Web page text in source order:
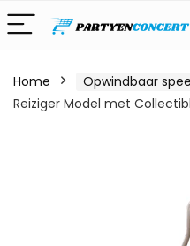
Home Opwindbaar
Reiziger Model met